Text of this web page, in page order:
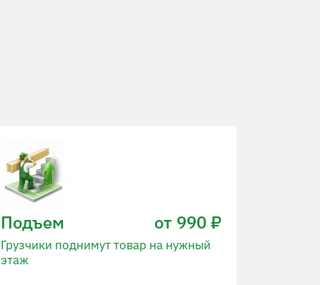
Подъем от 990 ₽
Грузчики поднимут товар на нужный
этаж